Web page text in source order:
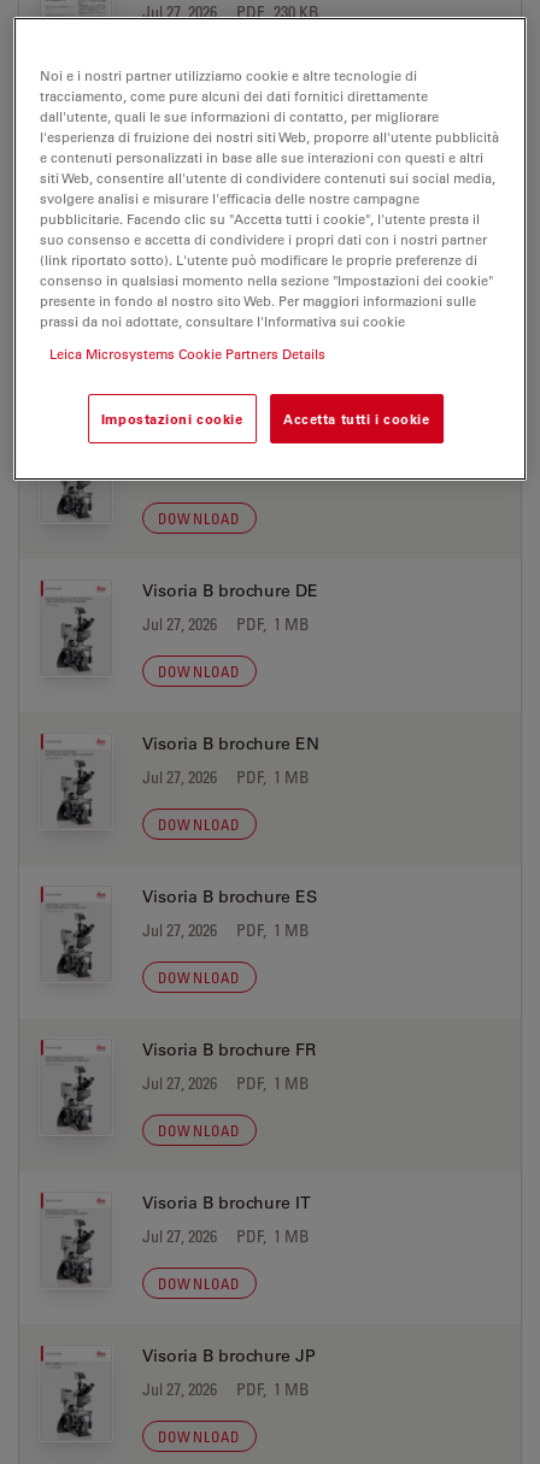
Jul 27, 2026 PDF, 230 KB
Visoria B Upgrade flyer KO
Jul 27, 2026 PDF, 173 KB
DOWNLOAD
Visoria B Upgrade flyer PT-BR
Jul 27, 2026 PDF, 143 KB
DOWNLOAD
Visoria B brochure CN
DOWNLOAD
Visoria B brochure DE
Jul 27, 2026 PDF, 1 MB
DOWNLOAD
Visoria B brochure EN
Jul 27, 2026 PDF, 1 MB
DOWNLOAD
Visoria B brochure ES
Jul 27, 2026 PDF, 1 MB
DOWNLOAD
Visoria B brochure FR
Jul 27, 2026 PDF, 1 MB
DOWNLOAD
Visoria B brochure IT
Jul 27, 2026 PDF, 1 MB
DOWNLOAD
Visoria B brochure JP
Jul 27, 2026 PDF, 1 MB
DOWNLOAD
Noi e i nostri partner utilizziamo cookie e altre tecnologie di
tracciamento, come pure alcuni dei dati fornitici direttamente
dall'utente, quali le sue informazioni di contatto, per migliorare
l'esperienza di fruizione dei nostri siti Web, proporre all'utente pubblicità
e contenuti personalizzati in base alle sue interazioni con questi e altri
siti Web, consentire all'utente di condividere contenuti sui social media,
svolgere analisi e misurare l'efficacia delle nostre campagne
pubblicitarie. Facendo clic su "Accetta tutti i cookie", l'utente presta il
suo consenso e accetta di condividere i propri dati con i nostri partner
(link riportato sotto). L'utente può modificare le proprie preferenze di
consenso in qualsiasi momento nella sezione "Impostazioni dei cookie"
presente in fondo al nostro sito Web. Per maggiori informazioni sulle
prassi da noi adottate, consultare l'Informativa sui cookie
Leica Microsystems Cookie Partners Details
Impostazioni cookie Accetta tutti i cookie